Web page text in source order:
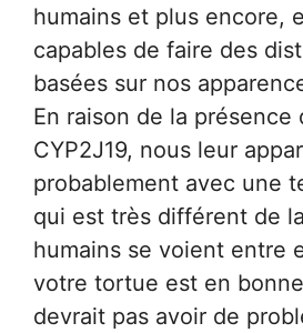
humains et plus encore,
capables de faire des
basées sur nos
En raison de la présence
CYP2J19, nous leur
probablement avec une
qui est très différent de
humains se voient entre
votre tortue est en
devrait pas avoir de